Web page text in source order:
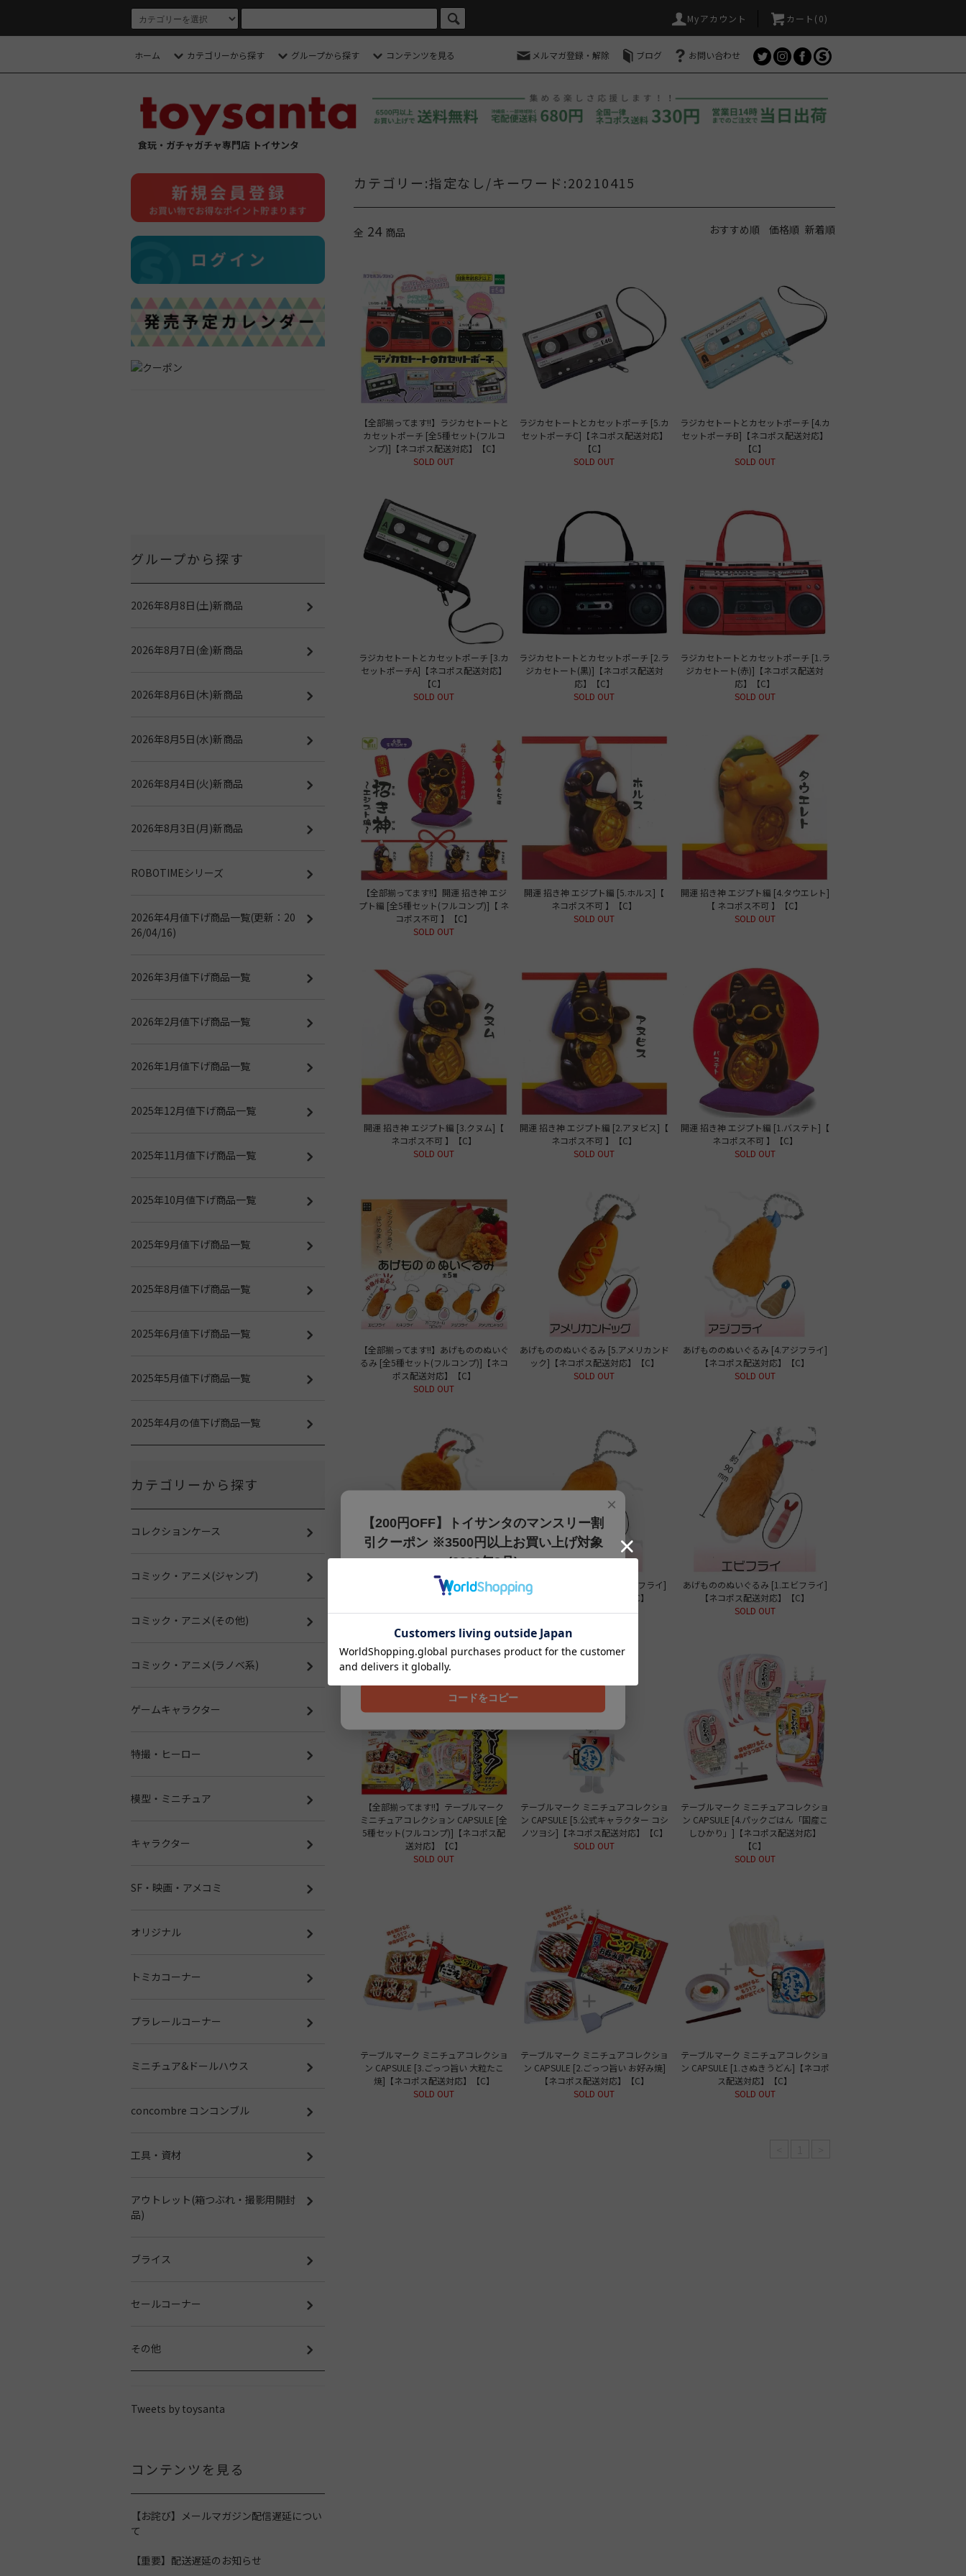
Myアカウント カート( 0)
ホーム カテゴリーから探す グループから探す コンテンツを見る メルマガ登録・解除 ブログ お問い合わせ
食玩・ガチャガチャ専門店 トイサンタ
カテゴリー:指定なし/キーワード:20210415
全 24 商品 おすすめ順 価格順 新着順
【全部揃ってます!!】ラジカセトートと
カセットポーチ [全5種セット(フルコ
ンプ)]【ネコポス配送対応】【C】
SOLD OUT
ラジカセトートとカセットポーチ [5.カ
セットポーチC]【ネコポス配送対応】
【C】
SOLD OUT
ラジカセトートとカセットポーチ [4.カ
セットポーチB]【ネコポス配送対応】
【C】
SOLD OUT
ラジカセトートとカセットポーチ [3.カ
セットポーチA]【ネコポス配送対応】
【C】
SOLD OUT
ラジカセトートとカセットポーチ [2.ラ
ジカセトート(黒)]【ネコポス配送対
応】【C】
SOLD OUT
ラジカセトートとカセットポーチ [1.ラ
ジカセトート(赤)]【ネコポス配送対
応】【C】
SOLD OUT
【全部揃ってます!!】開運 招き神 エジ
プト編 [全5種セット(フルコンプ)]【 ネ
コポス不可 】【C】
SOLD OUT
開運 招き神 エジプト編 [5.ホルス]【
ネコポス不可 】【C】
SOLD OUT
開運 招き神 エジプト編 [4.タウエレト]
【 ネコポス不可 】【C】
SOLD OUT
開運 招き神 エジプト編 [3.クヌム]【
ネコポス不可 】【C】
SOLD OUT
開運 招き神 エジプト編 [2.アヌビス]【
ネコポス不可 】【C】
SOLD OUT
開運 招き神 エジプト編 [1.バステト]【
ネコポス不可 】【C】
SOLD OUT
【全部揃ってます!!】あげもののぬいぐ
るみ [全5種セット(フルコンプ)]【ネコ
ポス配送対応】【C】
SOLD OUT
あげもののぬいぐるみ [5.アメリカンド
ック]【ネコポス配送対応】【C】
SOLD OUT
あげもののぬいぐるみ [4.アジフライ]
【ネコポス配送対応】【C】
SOLD OUT
あげもののぬいぐるみ [3.カニクリーム
コロッケ]【ネコポス配送対応】【C】
SOLD OUT
あげもののぬいぐるみ [2.カキフライ]
【ネコポス配送対応】【C】
SOLD OUT
あげもののぬいぐるみ [1.エビフライ]
【ネコポス配送対応】【C】
SOLD OUT
【全部揃ってます!!】テーブルマーク
ミニチュアコレクション CAPSULE [全
5種セット(フルコンプ)]【ネコポス配
送対応】【C】
SOLD OUT
テーブルマーク ミニチュアコレクショ
ン CAPSULE [5.公式キャラクター コシ
ノツヨシ]【ネコポス配送対応】【C】
SOLD OUT
テーブルマーク ミニチュアコレクショ
ン CAPSULE [4.パックごはん「国産こ
しひかり」]【ネコポス配送対応】
【C】
SOLD OUT
テーブルマーク ミニチュアコレクショ
ン CAPSULE [3.ごっつ旨い 大粒たこ
焼]【ネコポス配送対応】【C】
SOLD OUT
テーブルマーク ミニチュアコレクショ
ン CAPSULE [2.ごっつ旨い お好み焼]
【ネコポス配送対応】【C】
SOLD OUT
テーブルマーク ミニチュアコレクショ
ン CAPSULE [1.さぬきうどん]【ネコポ
ス配送対応】【C】
SOLD OUT
グループから探す
2026年8月8日(土)新商品
2026年8月7日(金)新商品
2026年8月6日(木)新商品
2026年8月5日(水)新商品
2026年8月4日(火)新商品
2026年8月3日(月)新商品
ROBOTIMEシリーズ
2026年4月値下げ商品一覧(更新：20
26/04/16)
2026年3月値下げ商品一覧
2026年2月値下げ商品一覧
2026年1月値下げ商品一覧
2025年12月値下げ商品一覧
2025年11月値下げ商品一覧
2025年10月値下げ商品一覧
2025年9月値下げ商品一覧
2025年8月値下げ商品一覧
2025年6月値下げ商品一覧
2025年5月値下げ商品一覧
2025年4月の値下げ商品一覧
カテゴリーから探す
コレクションケース
コミック・アニメ(ジャンプ)
コミック・アニメ(その他)
コミック・アニメ(ラノベ系)
ゲームキャラクター
特撮・ヒーロー
模型・ミニチュア
キャラクター
SF・映画・アメコミ
オリジナル
トミカコーナー
プラレールコーナー
ミニチュア&ドールハウス
concombre コンコンブル
工具・資材
アウトレット(箱つぶれ・撮影用開封
品)
ブライス
セールコーナー
その他
Tweets by toysanta
コンテンツを見る
【お詫び】メールマガジン配信遅延につい
て
【重要】配送遅延のお知らせ
×
【200円OFF】トイサンタのマンスリー割
引クーポン ※3500円以上お買い上げ対象
(2026年8月)
【200円OFFクーポン】3500円以上お買上げでご利用可能
です!! 8月1日～8月31日まで
202608
コードをコピー